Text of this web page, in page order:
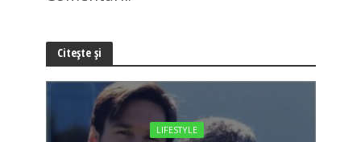
Citește și
LIFESTYLE